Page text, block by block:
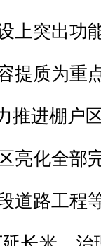
突出功
质为重
推进棚户
亮化全部
道路工程